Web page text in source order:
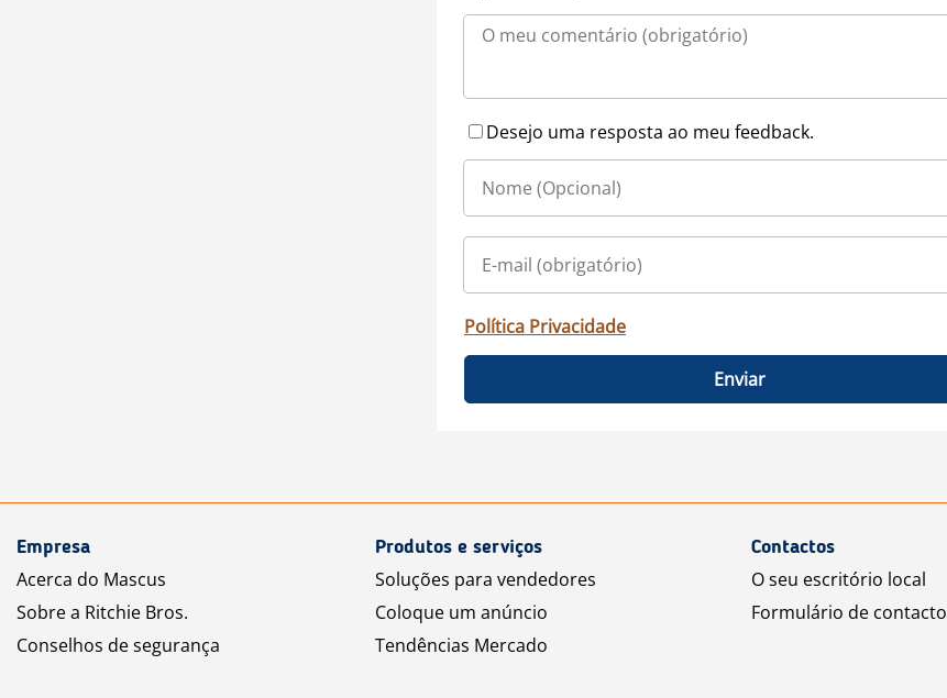
Desejo uma resposta ao meu feedback.
Política Privacidade
Enviar
Empresa
Acerca do Mascus
Sobre a Ritchie Bros.
Conselhos de segurança
Produtos e serviços
Soluções para vendedores
Coloque um anúncio
Tendências Mercado
Contactos
O seu escritório local
Formulário de contacto